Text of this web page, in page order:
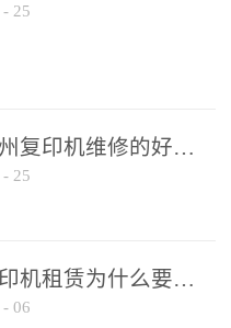
- 25
选择广州复印机维修的好处有哪些?
- 25
广州复印机租赁为什么要选大平台
- 06